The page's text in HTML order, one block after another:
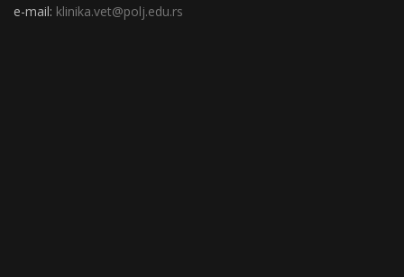
e-mail: klinika.vet@polj.edu.rs